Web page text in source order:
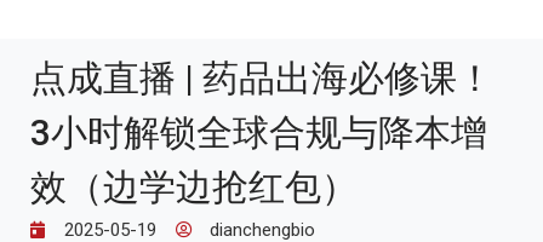
点成直播 | 药品出海必修课！
3小时解锁全球合规与降本增
效（边学边抢红包）
2025-05-19 dianchengbio